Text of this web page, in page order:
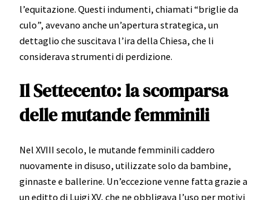
l’equitazione. Questi indumenti, chiamati “briglie da
culo”, avevano anche un’apertura strategica, un
dettaglio che suscitava l’ira della Chiesa, che li
considerava strumenti di perdizione.
Il Settecento: la scomparsa
delle mutande femminili
Nel XVIII secolo, le mutande femminili caddero
nuovamente in disuso, utilizzate solo da bambine,
ginnaste e ballerine. Un’eccezione venne fatta grazie a
un editto di Luigi XV, che ne obbligava l’uso per motivi